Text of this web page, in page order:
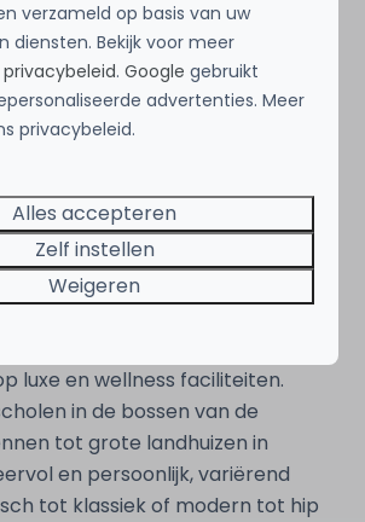
Bekijken
van rust, ruimte en
met sauna zijn speciaal
luxe en wellness faciliteiten.
in de bossen van de
tot grote landhuizen in
en persoonlijk, variërend
tot klassiek of modern tot hip
verzameld op basis van uw
diensten. Bekijk voor meer
privacybeleid.Google gebruikt
advertenties. Meer
privacybeleid.
Alles accepteren
Zelf instellen
Weigeren